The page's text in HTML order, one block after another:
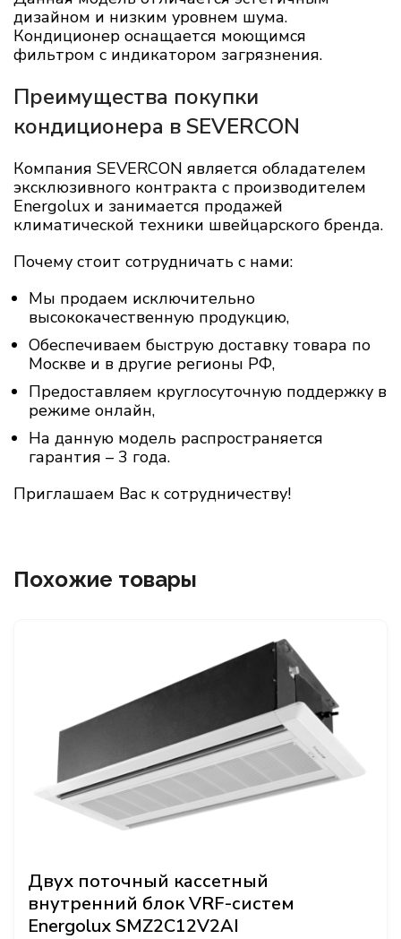
дизайном и низким уровнем шума.
Кондиционер оснащается моющимся
фильтром с индикатором загрязнения.
Преимущества покупки
кондиционера в SEVERCON
Компания SEVERCON является обладателем
эксклюзивного контракта с производителем
Energolux и занимается продажей
климатической техники швейцарского бренда.
Почему стоит сотрудничать с нами:
Мы продаем исключительно
высококачественную продукцию,
Обеспечиваем быструю доставку товара по
Москве и в другие регионы РФ,
Предоставляем круглосуточную поддержку в
режиме онлайн,
На данную модель распространяется
гарантия – 3 года.
Приглашаем Вас к сотрудничеству!
Похожие товары
Двух поточный кассетный
внутренний блок VRF-систем
Energolux SMZ2C12V2AI